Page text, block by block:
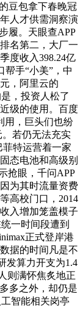
豆包拿下春晚冠
人才供需洞察演
履。天眼查APP
名第二，大厂一
度收入398.24亿
帮手“小美”，中
，阿里云的
，投资人松了
级的使用。百度
用，巨头们也纷
若仍无法充实
菲特运营着一家
态电池和高级别
抢眼，千问APP
为其时流量资费
高校门口，2014
入增加笼盖模子
一时间段遭到
正式登岸港
据的时间凡是不
发算力开支为‌1.4
则满怀焦炙地正
多之外，却仍是
智能相关岗亭